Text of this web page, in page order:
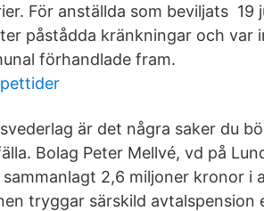
För anställda som beviljats 19
påstådda kränkningar och var
förhandlade fram.
är det några saker du
Bolag Peter Mellvé, vd på
2,6 miljoner kronor i
tryggar särskild avtalspension